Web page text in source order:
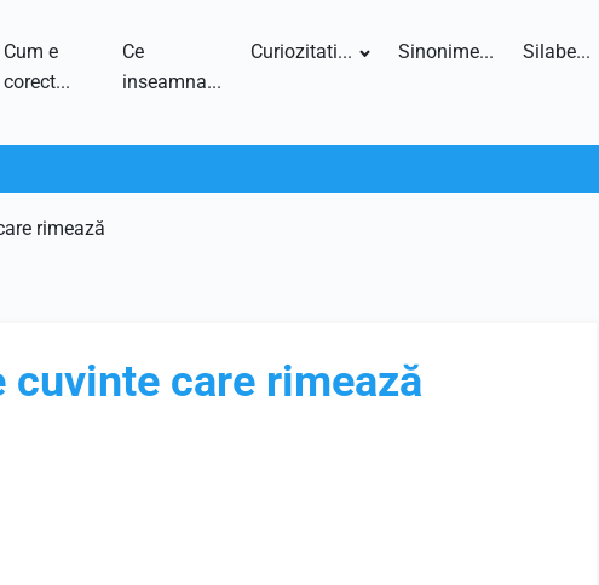
Cum e
corect...
Ce
inseamna...
Curiozitati... Sinonime... Silabe...
rimează
cuvinte care rimează